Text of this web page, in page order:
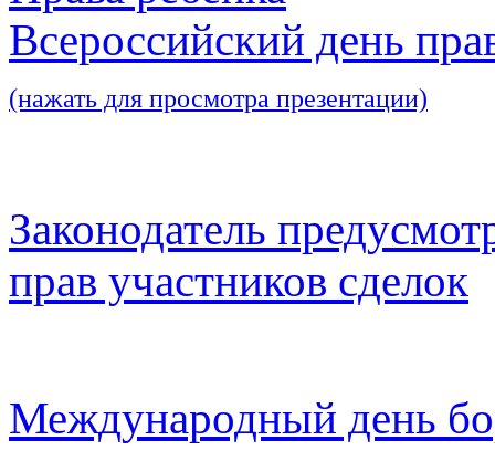
Всероссийский день
(нажать для просмотра презентации)
Законодатель
прав участников сделок
Международный день